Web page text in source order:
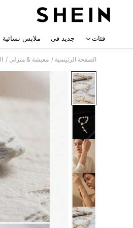
فئات جديد في ملابس نسائية
الصفحة الرئيسية / معيشة & منزلي /